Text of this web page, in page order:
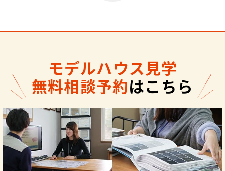
モデルハウス見学
無料相談予約はこちら